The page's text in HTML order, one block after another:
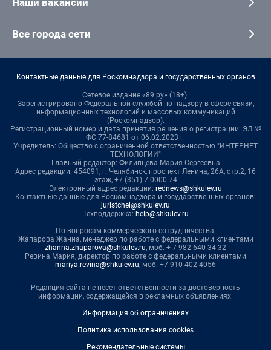
Все города сети
Контактные данные для Роскомнадзора и государственных органов
Сетевое издание «89.ру» (18+).
Зарегистрировано Федеральной службой по надзору в сфере связи,
информационных технологий и массовых коммуникаций
(Роскомнадзор).
Регистрационный номер и дата принятия решения о регистрации: ЭЛ №
ФС 77-84681 от 06.02.2023 г.
Учредитель: Общество с ограниченной ответственностью "ИНТЕРНЕТ
ТЕХНОЛОГИИ"
Главный редактор: Филипцева Мария Сергеевна
Адрес редакции: 454091, г. Челябинск, проспект Ленина, 26А, стр.2, 16
этаж, +7 (351) 7-0000-74
Электронный адрес редакции: rednews@shkulev.ru
Контактные данные для Роскомнадзора и государственных органов:
juristchel@shkulev.ru
Техподдержка: help@shkulev.ru
По вопросам коммерческого сотрудничества:
Жапарова Жанна, менеджер по работе с федеральными клиентами
zhanna.zhaparova@shkulev.ru, моб. + 7 982 640 34 32
Ревина Мария, директор по работе с федеральными клиентами
mariya.revina@shkulev.ru, моб. +7 910 402 4056
Редакция сайта не несет ответственности за достоверность
информации, содержащейся в рекламных объявлениях.
Информация об ограничениях
Политика использования cookies
Рекомендательные системы